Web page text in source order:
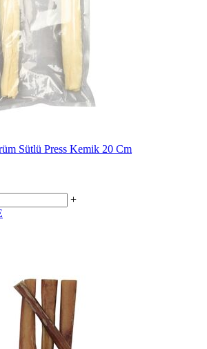
Sütlü Press Kemik 20 Cm
+